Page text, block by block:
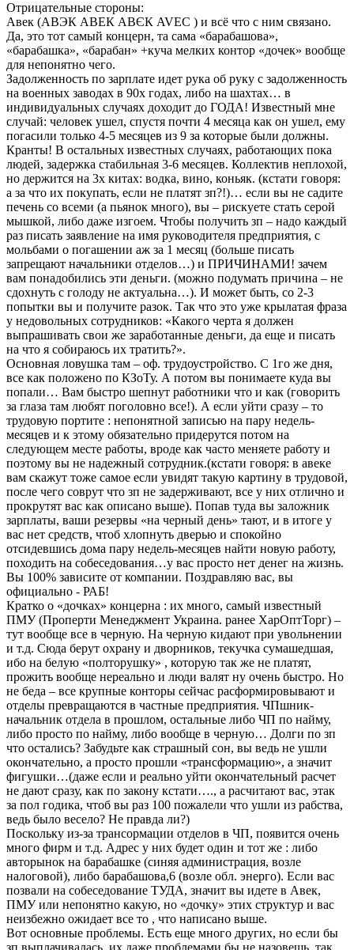
Отрицательные стороны:
Авек (АВЭК АВЕК АВЄК AVEC ) и всё что с ним связано.
Да, это тот самый концерн, та сама «барабашова»,
«барабашка», «барабан» +куча мелких контор «дочек» вообще
для непонятно чего.
Задолженность по зарплате идет рука об руку с задолженность
на военных заводах в 90х годах, либо на шахтах… в
индивидуальных случаях доходит до ГОДА! Известный мне
случай: человек ушел, спустя почти 4 месяца как он ушел, ему
погасили только 4-5 месяцев из 9 за которые были должны.
Кранты! В остальных известных случаях, работающих пока
людей, задержка стабильная 3-6 месяцев. Коллектив неплохой,
но держится на 3х китах: водка, вино, коньяк. (кстати говоря:
а за что их покупать, если не платят зп?!)… если вы не садите
печень со всеми (а пьянок много), вы – рискуете стать серой
мышкой, либо даже изгоем. Чтобы получить зп – надо каждый
раз писать заявление на имя руководителя предприятия, с
мольбами о погашении аж за 1 месяц (больше писать
запрещают начальники отделов…) и ПРИЧИНАМИ! зачем
вам понадобились эти деньги. (можно подумать причина – не
сдохнуть с голоду не актуальна…). И может быть, со 2-3
попытки вы и получите разок. Так что это уже крылатая фраза
у недовольных сотрудников: «Какого черта я должен
выпрашивать свои же заработанные деньги, да еще и писать
на что я собираюсь их тратить?».
Основная ловушка там – оф. трудоустройство. С 1го же дня,
все как положено по КЗоТу. А потом вы понимаете куда вы
попали… Вам быстро шепнут работники что и как (говорить
за глаза там любят поголовно все!). А если уйти сразу – то
трудовую портите : непонятной записью на пару недель-
месяцев и к этому обязательно придерутся потом на
следующем месте работы, вроде как часто меняете работу и
поэтому вы не надежный сотрудник.(кстати говоря: в авеке
вам скажут тоже самое если увидят такую картину в трудовой,
после чего соврут что зп не задерживают, все у них отлично и
прокрутят вас как описано выше). Попав туда вы заложник
зарплаты, ваши резервы «на черный день» тают, и в итоге у
вас нет средств, чтоб хлопнуть дверью и спокойно
отсидевшись дома пару недель-месяцев найти новую работу,
походить на собеседования…у вас просто нет денег на жизнь.
Вы 100% зависите от компании. Поздравляю вас, вы
официально - РАБ!
Кратко о «дочках» концерна : их много, самый известный
ПМУ (Проперти Менеджмент Украина. ранее ХарОптТорг) –
тут вообще все в черную. На черную кидают при увольнении
и т.д. Сюда берут охрану и дворников, текучка сумашедшая,
ибо на белую «полторушку» , которую так же не платят,
прожить вообще нереально и люди валят ну очень быстро. Но
не беда – все крупные конторы сейчас расформировывают и
отделы превращаются в частные предприятия. ЧПшник-
начальник отдела в прошлом, остальные либо ЧП по найму,
либо просто по найму, либо вообще в черную… Долги по зп
что остались? Забудьте как страшный сон, вы ведь не ушли
окончательно, а просто прошли «трансформацию», а значит
фигушки…(даже если и реально уйти окончательный расчет
не дают сразу, как по закону кстати…., а расчитают вас, этак
за пол годика, чтоб вы раз 100 пожалели что ушли из рабства,
ведь было весело? Не правда ли?)
Поскольку из-за трансормации отделов в ЧП, появится очень
много фирм и т.д. Адрес у них будет один и тот же : либо
авторынок на барабашке (синяя администрация, возле
налоговой), либо барабашова,6 (возле обл. энерго). Если вас
позвали на собеседование ТУДА, значит вы идете в Авек,
ПМУ или непонятно какую, но «дочку» этих структур и вас
неизбежно ожидает все то , что написано выше.
Вот основные проблемы. Есть еще много других, но если бы